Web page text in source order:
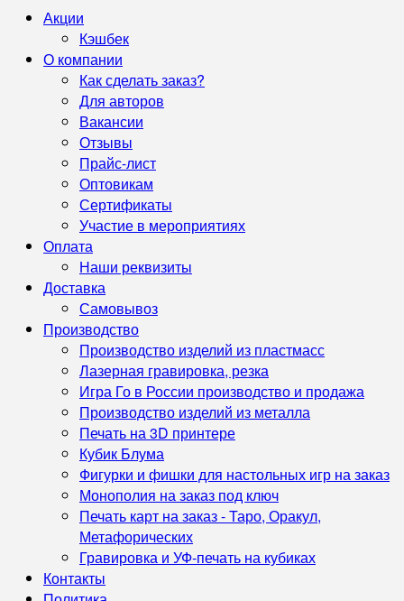
Акции
Кэшбек
О компании
Как сделать заказ?
Для авторов
Вакансии
Отзывы
Прайс-лист
Оптовикам
Сертификаты
Участие в мероприятиях
Оплата
Наши реквизиты
Доставка
Самовывоз
Производство
Производство изделий из пластмасс
Лазерная гравировка, резка
Игра Го в России производство и продажа
Производство изделий из металла
Печать на 3D принтере
Кубик Блума
Фигурки и фишки для настольных игр на заказ
Монополия на заказ под ключ
Печать карт на заказ - Таро, Оракул,
Метафорических
Гравировка и УФ‑печать на кубиках
Контакты